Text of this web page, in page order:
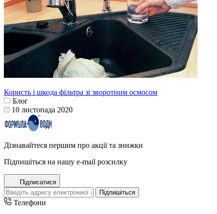
Користь і шкода фільтра зі зворотним осмосом
Блог
10 листопада 2020
Дізнавайтеся першим про акції та знижки
Підпишіться на нашу e-mail розсилку
Підписатися
Підпишіться
Телефони